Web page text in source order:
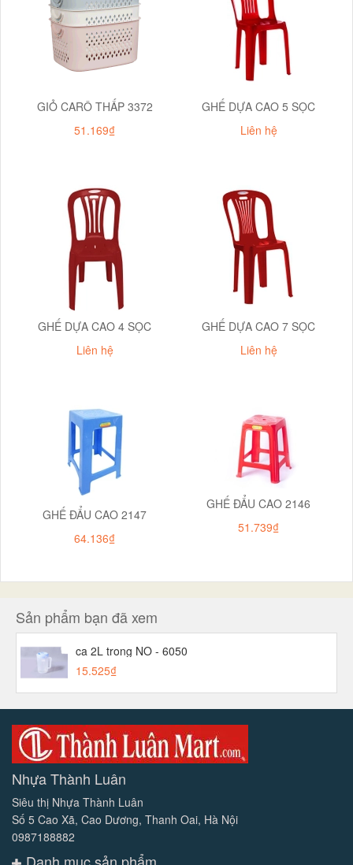
GIỎ CARÔ THẤP 3372
51.169₫
GHẾ DỰA CAO 5 SỌC
Liên hệ
GHẾ DỰA CAO 4 SỌC
Liên hệ
GHẾ DỰA CAO 7 SỌC
Liên hệ
GHẾ ĐẨU CAO 2147
64.136₫
GHẾ ĐẨU CAO 2146
51.739₫
Sản phẩm bạn đã xem
ca 2L trong NO - 6050
15.525₫
Nhựa Thành Luân
Siêu thị Nhựa Thành Luân
Số 5 Cao Xã, Cao Dương, Thanh Oai, Hà Nội
0987188882
Danh mục sản phẩm